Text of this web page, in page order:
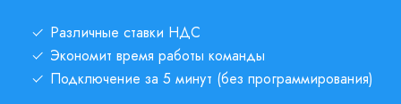
Различные ставки НДС
Экономит время работы команды
Подключение за 5 минут (без программирования)